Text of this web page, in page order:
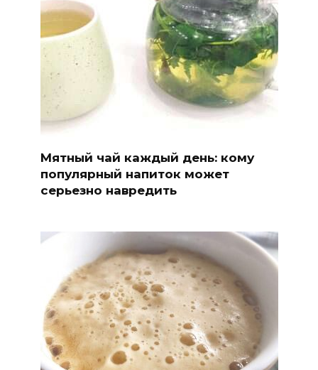
Мятный чай каждый день: кому
популярный напиток может
серьезно навредить